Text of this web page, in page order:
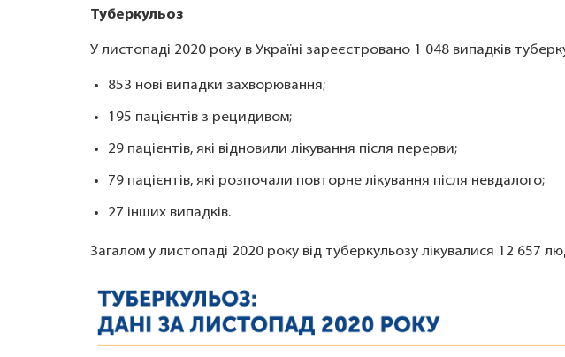
Туберкульоз
У листопаді 2020 року в Україні зареєстровано 1 048 випадків
853 нові випадки захворювання;
195 пацієнтів з рецидивом;
29 пацієнтів, які відновили лікування після перерви;
79 пацієнтів, які розпочали повторне лікування після невдалого;
27 інших випадків.
Загалом у листопаді 2020 року від туберкульозу лікувалися 12 657